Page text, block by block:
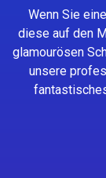
Wenn Sie
diese auf den
glamourösen
unsere